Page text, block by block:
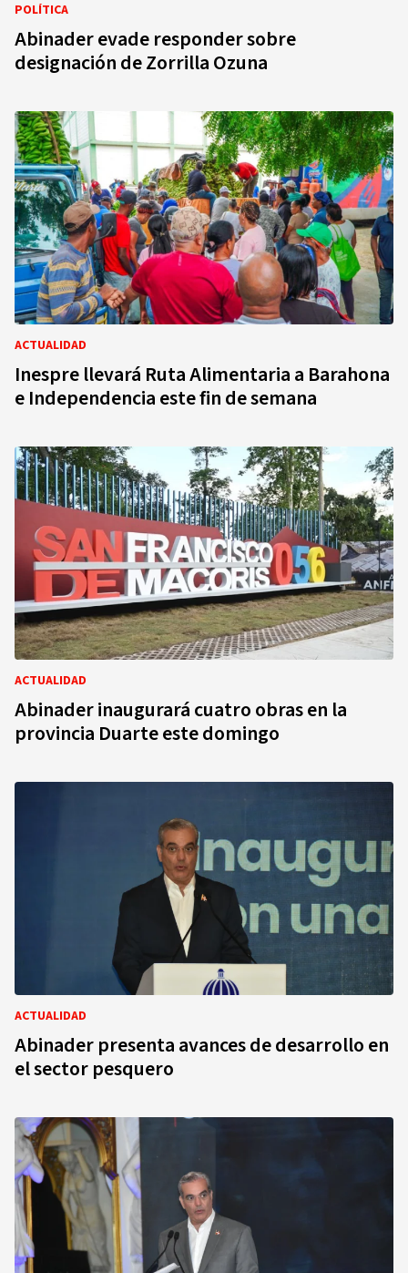
POLÍTICA
Abinader evade responder sobre
designación de Zorrilla Ozuna
ACTUALIDAD
Inespre llevará Ruta Alimentaria a Barahona
e Independencia este fin de semana
ACTUALIDAD
Abinader inaugurará cuatro obras en la
provincia Duarte este domingo
ACTUALIDAD
Abinader presenta avances de desarrollo en
el sector pesquero